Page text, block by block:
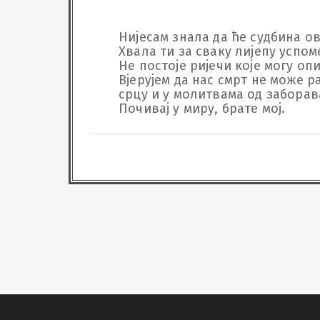
Нијесам знала да ће судбина
Хвала ти за сваку лијепу
Не постоје ријечи које могу
Вјерујем да нас смрт не може
срцу и у молитвама од
Почивај у миру, брате мој.